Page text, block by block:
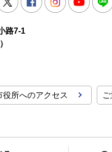
路7-1
役所へのアクセス